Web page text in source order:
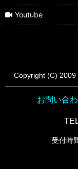
Youtube
Copyright (C) 2009
お問い合
受付時